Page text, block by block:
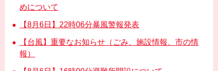
めについて
【8月6日】22時06分暴風警報発表
【台風】重要なお知らせ（ごみ、施設情報、市の情
報）